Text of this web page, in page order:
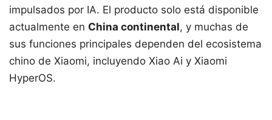
impulsados por IA. El producto solo está disponible
actualmente en China continental, y muchas de
sus funciones principales dependen del ecosistema
chino de Xiaomi, incluyendo Xiao Ai y Xiaomi
HyperOS.